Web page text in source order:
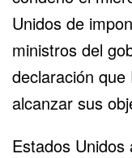
Unidos de
ministros del
declaración
alcanzar sus
Estados Unidos